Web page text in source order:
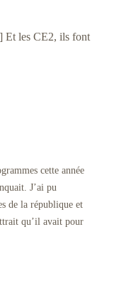
Et les CE2, ils font
cette année
J’ai pu
de la république et
qu’il avait pour